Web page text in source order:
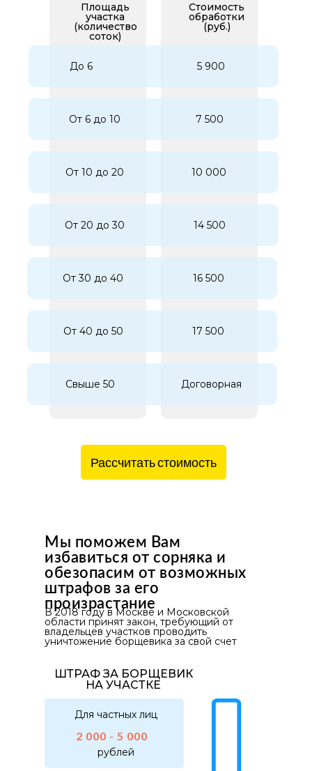
Площадь
участка
(количество
соток)
Стоимость
обработки
(руб.)
До 6 5 900
7 500
10 000
14 500
16 500
17 500
Договорная
От 6 до 10
От 10 до 20
От 20 до 30
От 30 до 40
От 40 до 50
Свыше 50
Рассчитать стоимость
Мы поможем Вам
избавиться от сорняка и
обезопасим от возможных
штрафов за его
произрастание
ШТРАФ ЗА БОРЩЕВИК
НА УЧАСТКЕ
В 2018 году в Москве и Московской
области принят закон, требующий от
владельцев участков проводить
уничтожение борщевика за свой счет
Для частных лиц
рублей
2 000 - 5 000